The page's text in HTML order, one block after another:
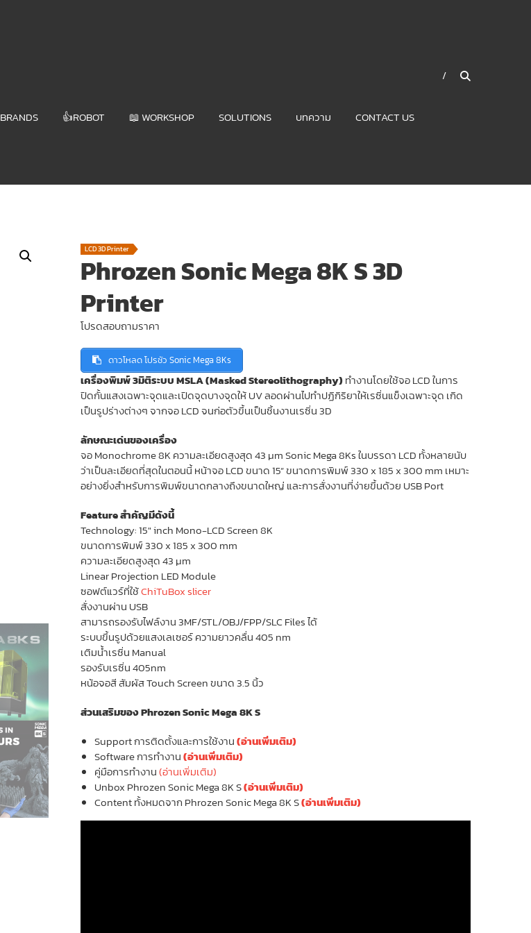
BRANDS 👍ROBOT 📖 WORKSHOP SOLUTIONS บทความ CONTACT US
LCD 3D Printer
Phrozen Sonic Mega 8K S 3D
Printer
โปรดสอบถามราคา
ดาวโหลด โปรชัว Sonic Mega 8Ks
เครื่องพิมพ์ 3มิติระบบ MSLA (Masked Stereolithography)ทำงานโดยใช้จอ LCD ในการ
ปิดกั้นแสงเฉพาะจุดและเปิดจุดบางจุดให้ UV ลอดผ่านไปทำปฏิกิริยาให้เรซิ่นแข็งเฉพาะจุด เกิด
เป็นรูปร่างต่างๆ จากจอ LCD จนก่อตัวขึ้นเป็นชิ้นงานเรซิ่น 3D
ลักษณะเด่นของเครื่อง
จอ Monochrome 8K ความละเอียดสูงสุด 43 µm Sonic Mega 8Ks ในบรรดา LCD ทั้งหลายนับ
ว่าเป็นละเอียดที่สุดในตอนนี้ หน้าจอ LCD ขนาด 15” ขนาดการพิมพ์ 330 x 185 x 300 mm เหมาะ
อย่างยิ่งสำหรับการพิมพ์ขนาดกลางถึงขนาดใหญ่ และการสั่งงานที่ง่ายขึ้นด้วย USB Port
Feature สำคัญมีดังนี้
Technology: 15″ inch Mono-LCD Screen 8K
ขนาดการพิมพ์ 330 x 185 x 300 mm
ความละเอียดสูงสุด 43 µm
Linear Projection LED Module
ซอฟต์แวร์ที่ใช้ChiTuBox slicer
สั่งงานผ่าน USB
สามารถรองรับไฟล์งาน 3MF/STL/OBJ/FPP/SLC Files ได้
ระบบขึ้นรูปด้วยแสงเลเซอร์ ความยาวคลื่น 405 nm
เติมน้ำเรซิ่น Manual
รองรับเรซิ่น 405nm
หน้อจอสี สัมผัส Touch Screen ขนาด 3.5 นิ้ว
ส่วนเสริมของ Phrozen Sonic Mega 8K S
Support การติดตั้งและการใช้งาน(อ่านเพิ่มเติม)
Software การทำงาน(อ่านเพิ่มเติม)
คู่มือการทำงาน(อ่านเพิ่มเติม)
Unbox Phrozen Sonic Mega 8K S(อ่านเพิ่มเติม)
Content ทั้งหมดจาก Phrozen Sonic Mega 8K S(อ่านเพิ่มเติม)